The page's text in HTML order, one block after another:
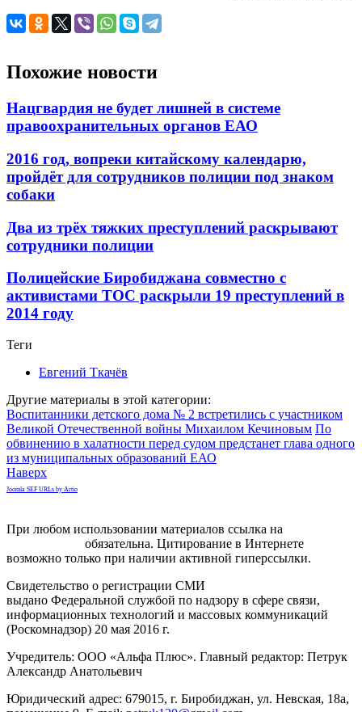
Похожие новости
Нацгвардия не будет лишней в системе
правоохранительных органов ЕАО
2016 год, вопреки китайскому календарю,
пройдёт для сотрудников полиции под знаком
собаки
Два из трёх тяжких преступлений раскрывают
сотрудники полиции
Полицейские Биробиджана совместно с
активистами ТОС раскрыли 19 преступлений в
2014 году
Теги
Евгений Ткачёв
Другие материалы в этой категории:
Воспитанники детского дома № 2 встретились с участником
Великой Отечественной войны Михаилом Кечиновым По
обвинению в халатности перед судом предстанет глава одного
из муниципальных образований ЕАО
Наверх
Joomla SEF URLs by Artio
При любом использовании материалов ссылка на
обязательна. Цитирование в Интернете
возможно только при наличии активной гиперссылки.
Свидетельство о регистрации СМИ
выдано Федеральной службой по надзору в сфере связи,
информационных технологий и массовых коммуникаций
(Роскомнадзор) 20 мая 2016 г.
Учредитель: ООО «Альфа Плюс». Главный редактор: Петрук
Александр Анатольевич
Юридический адрес: 679015, г. Биробиджан, ул. Невская, 18а,